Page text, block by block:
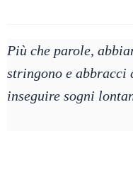
Più che parole,
stringono e abbracci
inseguire sogni